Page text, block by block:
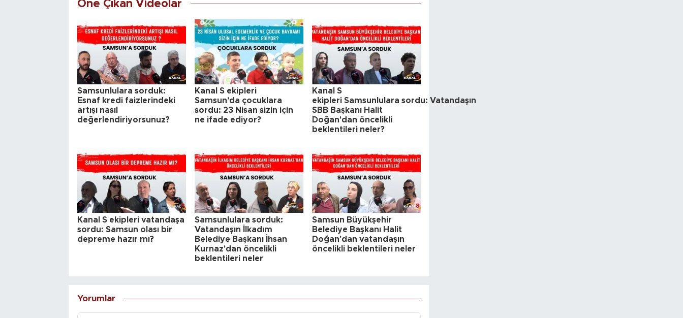
Öne Çıkan Videolar
Samsunlulara sorduk:
Esnaf kredi faizlerindeki
artışı nasıl
değerlendiriyorsunuz?
Kanal S ekipleri
Samsun'da çocuklara
sordu: 23 Nisan sizin için
ne ifade ediyor?
Kanal S
ekipleri Samsunlulara sordu: Vatandaşın
SBB Başkanı Halit
Doğan'dan öncelikli
beklentileri neler?
Kanal S ekipleri vatandaşa
sordu: Samsun olası bir
depreme hazır mı?
Samsunlulara sorduk:
Vatandaşın İlkadım
Belediye Başkanı İhsan
Kurnaz'dan öncelikli
beklentileri neler
Samsun Büyükşehir
Belediye Başkanı Halit
Doğan'dan vatandaşın
öncelikli beklentileri neler
Yorumlar